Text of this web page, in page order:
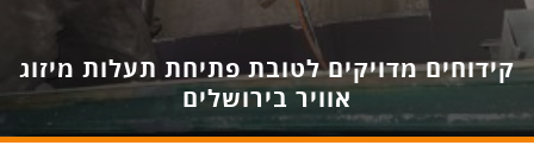
קידוחים מדויקים לטובת פתיחת תעלות מיזוג
אוויר בירושלים